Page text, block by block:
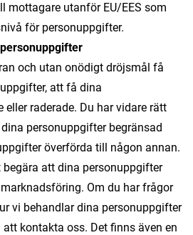
mottagare utanför EU/EES som
för personuppgifter.
och utan onödigt dröjsmål få
att få dina
raderade. Du har vidare rätt
personuppgifter begränsad
överförda till någon annan.
att dina personuppgifter
Om du har frågor
vi behandlar dina personuppgifter
kontakta oss. Det finns även en